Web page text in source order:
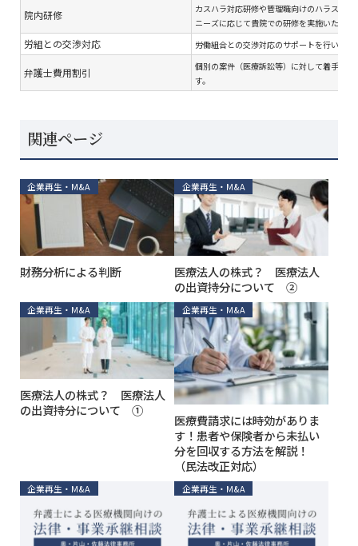
院内研修
カスハラ対応研修や管理職向けのハラスメン
ニーズに応じて貴院での研修を実施いたしま
労組との交渉対応 労働組合との交渉対応のサポートを行います
弁護士費用割引
個別の案件（医療訴訟等）に対して着手金を
す。
関連ページ
企業再生・M&A
財務分析による判断
企業再生・M&A
医療法人の株式？ 医療法人
の出資持分について ②
企業再生・M&A
医療法人の株式？ 医療法人
の出資持分について ①
企業再生・M&A
医療費請求には時効がありま
す！患者や保険者から未払い
分を回収する方法を解説！
（民法改正対応）
企業再生・M&A 企業再生・M&A